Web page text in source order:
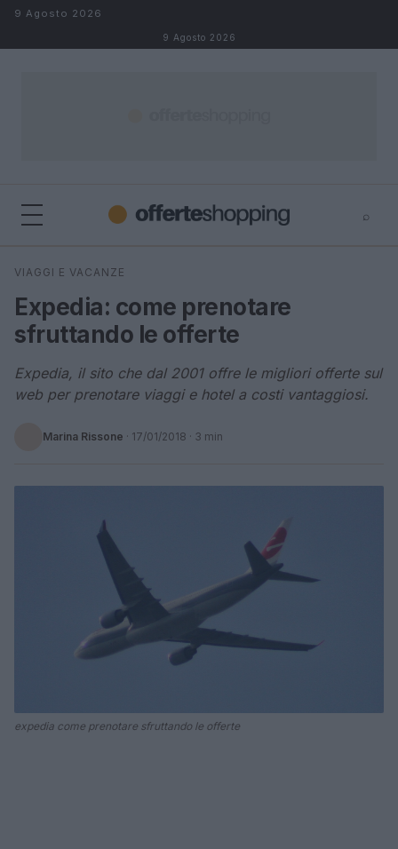
Salta al contenuto
9 Agosto 2026
9 Agosto 2026
⌕
Cerca
VIAGGI E VACANZE
Expedia: come prenotare
sfruttando le offerte
Expedia, il sito che dal 2001 offre le migliori offerte sul
web per prenotare viaggi e hotel a costi vantaggiosi.
Marina Rissone · 17/01/2018 · 3 min
expedia come prenotare sfruttando le offerte